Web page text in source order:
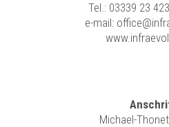
Tel.: 03339 23 423
e-mail:
Michael-